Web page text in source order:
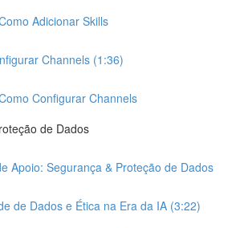
Adicionar Skills
Channels (1:36)
Configurar Channels
de Dados
Apoio: Segurança & Proteção de Dados
de Dados e Ética na Era da IA (3:22)